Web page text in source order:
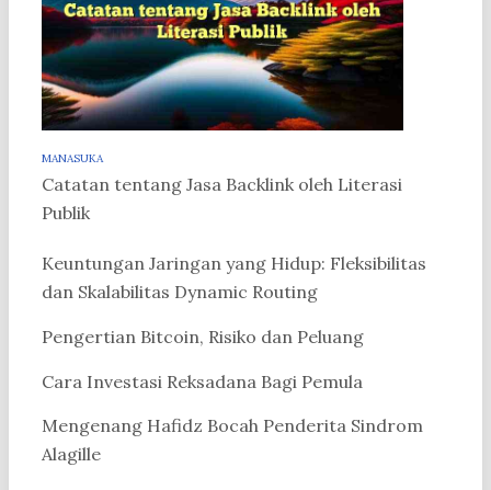
MANASUKA
Catatan tentang Jasa Backlink oleh Literasi
Publik
Keuntungan Jaringan yang Hidup: Fleksibilitas
dan Skalabilitas Dynamic Routing
Pengertian Bitcoin, Risiko dan Peluang
Cara Investasi Reksadana Bagi Pemula
Mengenang Hafidz Bocah Penderita Sindrom
Alagille